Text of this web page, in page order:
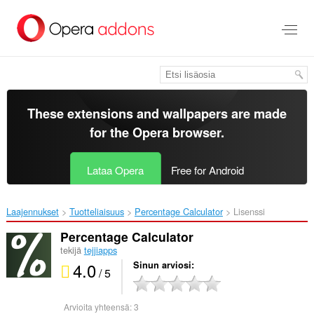
pääsisältöön
These extensions and wallpapers are made
for theOpera browser.
Lataa Opera Free for Android
Laajennukset Tuotteliaisuus Percentage Calculator‎ Lisenssi
Percentage Calculator
tekijä tejjiapps
4.0/ 5 Sinun arviosi
Arvioita yhteensä:3